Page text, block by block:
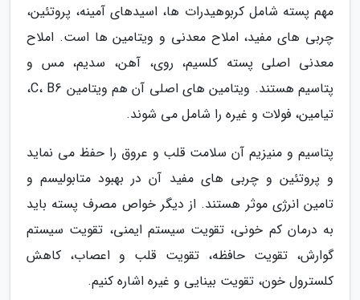
مهم پسته شامل کربوهیدرات ها، اسیدهای آمینه، پروتئین،
چربی های مفید، املاح معدنی و ویتامین ها است. املاح
معدنی اصلی پسته کلسیم، روی، آهن، سدیم، مس و
پتاسیم هستند. ویتامین های اصلی آن هم ویتامین C، B6،
تیامین، فولات و غیره را شامل می شوند.
پتاسیم و منیزیم آن سلامت قلب و عروق را حفظ می نماید
و پروتئین و چربی های مفید آن در بهبود متابولیسم و
تامین انرژی موثر هستند. از دیگر خواص مصرف پسته باید
به درمان کم خونی، تقویت سیستم ایمنی، تقویت سیستم
گوارش، تقویت حافظه، تقویت قلب و اعصاب، کاهش
کلسترول خون، تقویت بینایی و غیره اشاره کنیم.